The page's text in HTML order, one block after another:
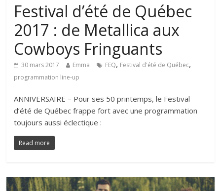
Festival d’été de Québec
2017 : de Metallica aux
Cowboys Fringuants
30 mars 2017 Emma FEQ, Festival d'été de Québec,
programmation line-up
ANNIVERSAIRE – Pour ses 50 printemps, le Festival
d’été de Québec frappe fort avec une programmation
toujours aussi éclectique :
Read more